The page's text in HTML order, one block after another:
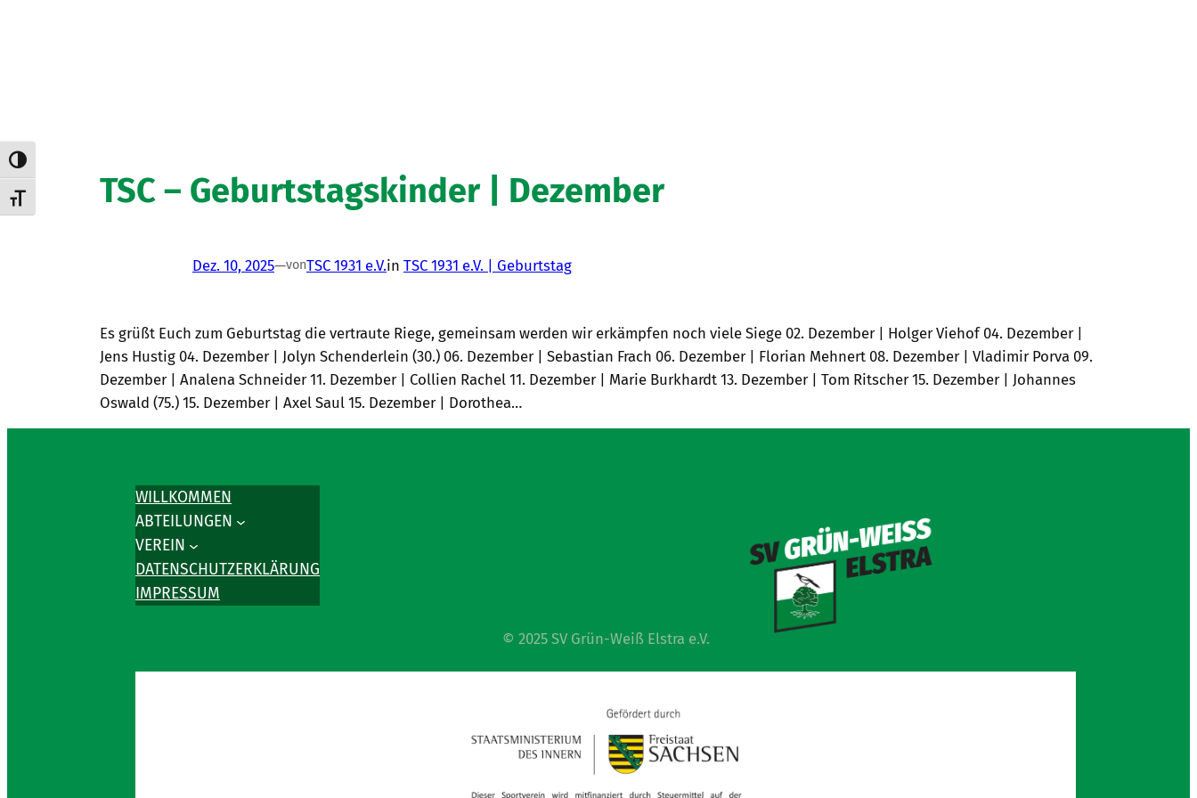
Umschalten auf hohe Kontraste
Schrift vergrößernTSC – Geburtstagskinder | Dezember
Dez. 10, 2025—vonTSC 1931 e.V.in TSC 1931 e.V. | Geburtstag
Es grüßt Euch zum Geburtstag die vertraute Riege, gemeinsam werden wir erkämpfen noch viele Siege 02. Dezember | Holger Viehof 04. Dezember |
Jens Hustig 04. Dezember | Jolyn Schenderlein (30.) 06. Dezember | Sebastian Frach 06. Dezember | Florian Mehnert 08. Dezember | Vladimir Porva 09.
Dezember | Analena Schneider 11. Dezember | Collien Rachel 11. Dezember | Marie Burkhardt 13. Dezember | Tom Ritscher 15. Dezember | Johannes
Oswald (75.) 15. Dezember | Axel Saul 15. Dezember | Dorothea…
WILLKOMMEN
ABTEILUNGEN
VEREIN
DATENSCHUTZERKLÄRUNG
IMPRESSUM
© 2025 SV Grün-Weiß Elstra e.V.